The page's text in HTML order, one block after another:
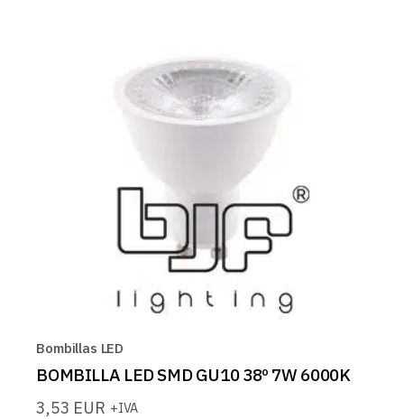
Bombillas LED
BOMBILLA LED SMD GU10 38º 7W 6000K
3,53 EUR +IVA